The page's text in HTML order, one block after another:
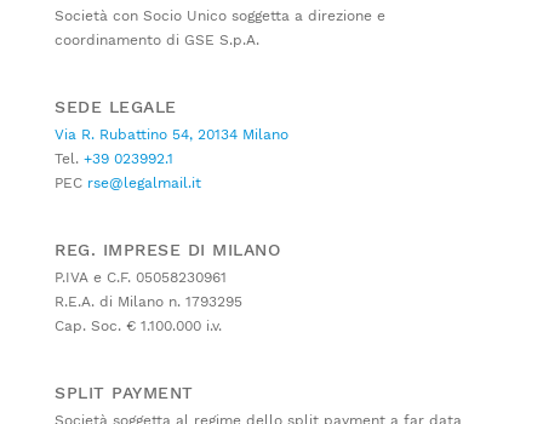
Società con Socio Unico soggetta a direzione e
coordinamento di GSE S.p.A.
SEDE LEGALE
Via R. Rubattino 54, 20134 Milano
Tel. +39 023992.1
PEC rse@legalmail.it
REG. IMPRESE DI MILANO
P.IVA e C.F. 05058230961
R.E.A. di Milano n. 1793295
Cap. Soc. € 1.100.000 i.v.
SPLIT PAYMENT